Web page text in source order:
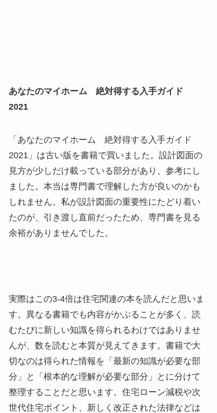
あなたのマイホーム 絶対得する入手ガイド
2021
「あなたのマイホーム 絶対得する入手ガイド
2021」は古い版を書籍で買いました。設計図面の
見方が少しだけ載っている部分があり、参考にし
ました。本当は専門書で理解した方が良いのかも
しれません。私が設計図面の重要性にたどり着い
たのが、引き渡し直前だったため、専門書を見る
余裕がありませんでした。
実際はこの3-4倍は住宅関連の本を読んだと思いま
す。異なる書籍でも内容がかぶることが多く、読
むたびに新しい知識を得られるわけではありませ
んが、数を読むと本質が見えてきます。書籍で大
切なのは得られた情報を「最新の知識が必要な部
分」と「根本的な理解が必要な部分」とに分けて
整理することだと思います。住宅ローン減税や次
世代住宅ポイント、新しく改正された法律などは